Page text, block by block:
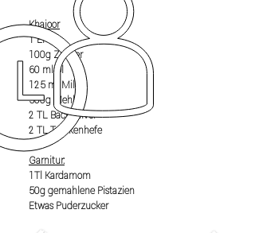
Khajoor
1 Ei
100g Zucker
60 ml Öl
125 ml Milch
500g Mehl
2 TL Backpulver
2 TL Trockenhefe
Garnitur:
1Tl Kardamom
50g gemahlene Pistazien
Etwas Puderzucker